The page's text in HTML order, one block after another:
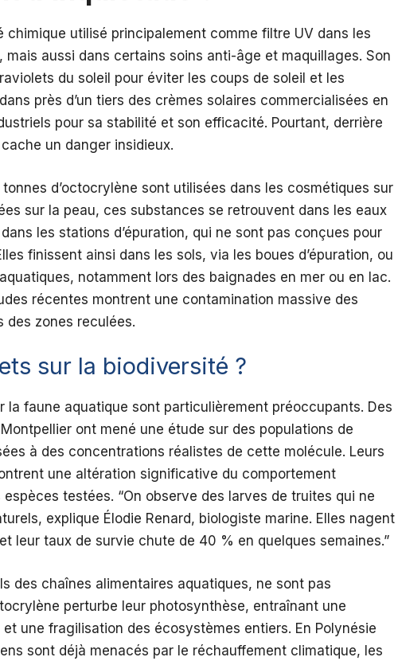
chimique utilisé principalement comme filtre UV dans les
aussi dans certains soins anti-âge et maquillages. Son
du soleil pour éviter les coups de soleil et les
près d’un tiers des crèmes solaires commercialisées en
pour sa stabilité et son efficacité. Pourtant, derrière
un danger insidieux.
d’octocrylène sont utilisées dans les cosmétiques sur
sur la peau, ces substances se retrouvent dans les eaux
les stations d’épuration, qui ne sont pas conçues pour
finissent ainsi dans les sols, via les boues d’épuration, ou
notamment lors des baignades en mer ou en lac.
récentes montrent une contamination massive des
des zones reculées.
sur la biodiversité ?
la faune aquatique sont particulièrement préoccupants. Des
ont mené une étude sur des populations de
à des concentrations réalistes de cette molécule. Leurs
une altération significative du comportement
testées. “On observe des larves de truites qui ne
explique Élodie Renard, biologiste marine. Elles nagent
leur taux de survie chute de 40 % en quelques semaines.”
des chaînes alimentaires aquatiques, ne sont pas
perturbe leur photosynthèse, entraînant une
une fragilisation des écosystèmes entiers. En Polynésie
sont déjà menacés par le réchauffement climatique, les